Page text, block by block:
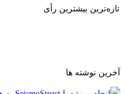
تازه‌ترین بیشترین رأی
آخرین نوشته ها